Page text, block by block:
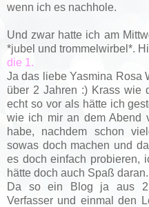
wenn ich es nachhole.
Und zwar hatte ich am
*jubel und trommelwirbel*.
die 1.
Ja das liebe Yasmina Rosa
über 2 Jahren :) Krass wie
echt so vor als hätte ich
wie ich mir an dem Abend
habe, nachdem schon
sowas doch machen und
es doch einfach probieren,
hätte doch auch Spaß daran.
Da so ein Blog ja aus 2
Verfasser und einmal den